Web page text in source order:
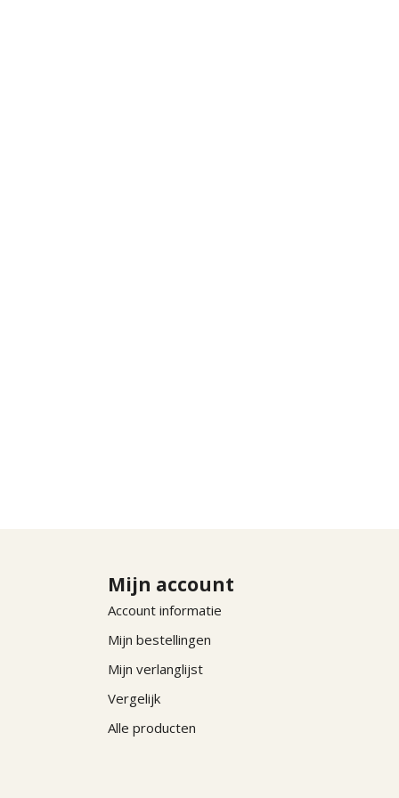
Mijn account
Account informatie
Mijn bestellingen
Mijn verlanglijst
Vergelijk
Alle producten